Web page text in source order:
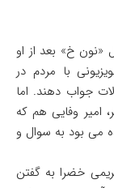
خ» بعد از او
با مردم در
جواب دهند. اما
امیر وفایی هم که
می بود به سوال و
خضرا به گفتن